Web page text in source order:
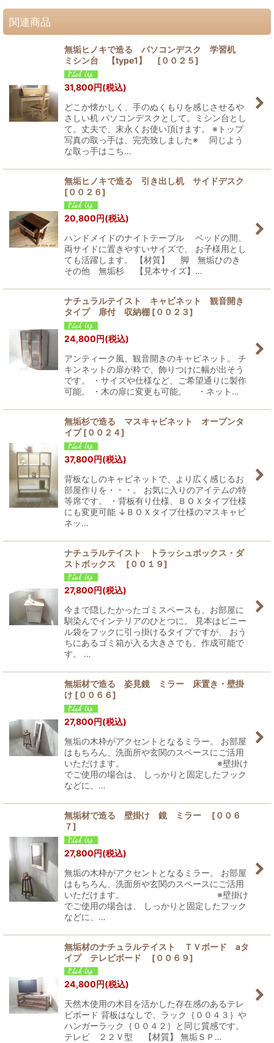
関連商品
無垢ヒノキで造る パソコンデスク 学習机
ミシン台 【type1】
[００２５]
31,800円(税込)
どこか懐かしく、手のぬくもりを感じさせるや
さしい机 パソコンデスクとして。ミシン台とし
て。丈夫で、末永くお使い頂けます。 ※トップ
写真の取っ手は、完売致しました※ 同じよう
な取っ手はこち…
無垢ヒノキで造る 引き出し机 サイドデスク
[００２６]
20,800円(税込)
ハンドメイドのナイトテーブル ベッドの間、
両サイドに置きやすいサイズで、 お子様用とし
ても活躍します。 【材質】 脚 無垢ひのき
その他 無垢杉 【見本サイズ】…
ナチュラルテイスト キャビネット 観音開き
タイプ 扉付 収納棚 [００２３]
24,800円(税込)
アンティーク風、観音開きのキャビネット。 チ
キンネットの扉が粋で、飾りつけに幅が出そう
です。 ・サイズや仕様など、ご希望通りに製作
可能。 ・木の扉に変更も可能。 ・ネット…
無垢杉で造る マスキャビネット オープンタ
イプ [００２４]
37,800円(税込)
背板なしのキャビネットで、より広く感じるお
部屋作りを・・・。 お気に入りのアイテムの特
等席です。 ・背板有り仕様、ＢＯＸタイプ仕様
にも変更可能 ↓ＢＯＸタイプ仕様のマスキャビ
ネッ…
ナチュラルテイスト トラッシュボックス・ダ
ストボックス
[００１９]
27,800円(税込)
今まで隠したかったゴミスペースも、お部屋に
馴染んでインテリアのひとつに。 見本はビニー
ル袋をフックに引っ掛けるタイプですが、 おう
ちにあるゴミ箱が入る大きさでも、作成可能で
す。 …
無垢材で造る 姿見鏡 ミラー 床置き・壁掛
け [００６６]
27,800円(税込)
無垢の木枠がアクセントとなるミラー。 お部屋
はもちろん、洗面所や玄関のスペースにご活用
いただけます。 ※壁掛け
でご使用の場合は、 しっかりと固定したフック
などに、…
無垢材で造る 壁掛け 鏡 ミラー [００６
７]
27,800円(税込)
無垢の木枠がアクセントとなるミラー。 お部屋
はもちろん、洗面所や玄関のスペースにご活用
いただけます。 ※壁掛け
でご使用の場合は、 しっかりと固定したフック
などに、…
無垢材のナチュラルテイスト ＴＶボード aタ
イプ テレビボード
[００６９]
24,800円(税込)
天然木使用の木目を活かした存在感のあるテレ
ビボード 背板はなしで、ラック｛００４３｝や
ハンガーラック｛００４２｝と同じ質感です。
テレビ ２２Ｖ型 【材質】 無垢ＳＰ…